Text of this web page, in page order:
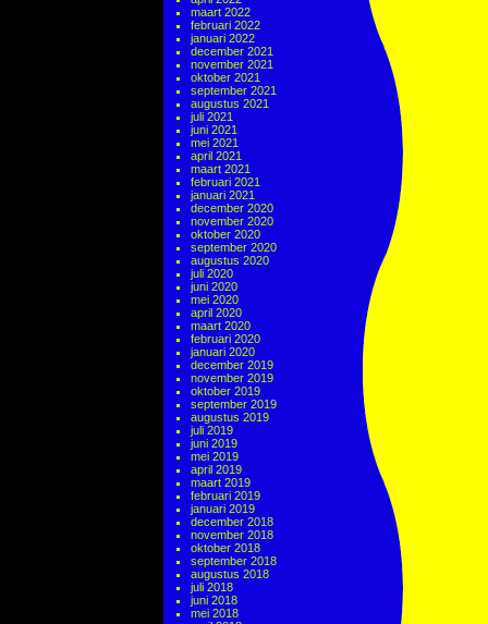
maart 2022
februari 2022
januari 2022
december 2021
november 2021
oktober 2021
september 2021
augustus 2021
juli 2021
juni 2021
mei 2021
april 2021
maart 2021
februari 2021
januari 2021
december 2020
november 2020
oktober 2020
september 2020
augustus 2020
juli 2020
juni 2020
mei 2020
april 2020
maart 2020
februari 2020
januari 2020
december 2019
november 2019
oktober 2019
september 2019
augustus 2019
juli 2019
juni 2019
mei 2019
april 2019
maart 2019
februari 2019
januari 2019
december 2018
november 2018
oktober 2018
september 2018
augustus 2018
juli 2018
juni 2018
mei 2018